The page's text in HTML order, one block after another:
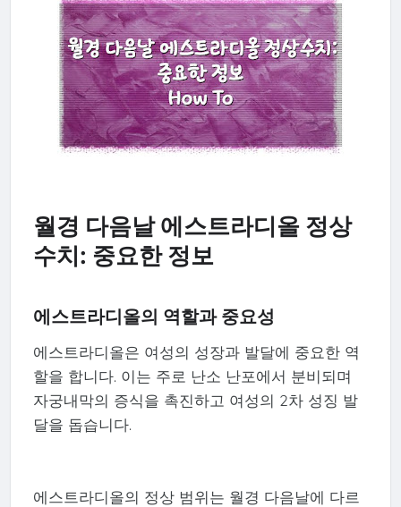
월경 다음날 에스트라디올 정상
수치: 중요한 정보
에스트라디올의 역할과 중요성
에스트라디올은 여성의 성장과 발달에 중요한 역
할을 합니다. 이는 주로 난소 난포에서 분비되며
자궁내막의 증식을 촉진하고 여성의 2차 성징 발
달을 돕습니다.
에스트라디올의 정상 범위는 월경 다음날에 다르